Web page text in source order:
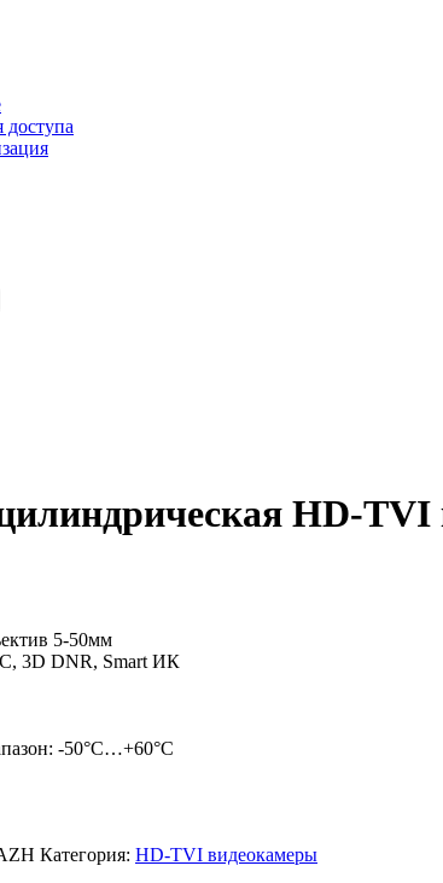
HD-
5-50мм
3D DNR, Smart ИК
-50°C…+60°C
Категория: HD-TVI видеокамеры